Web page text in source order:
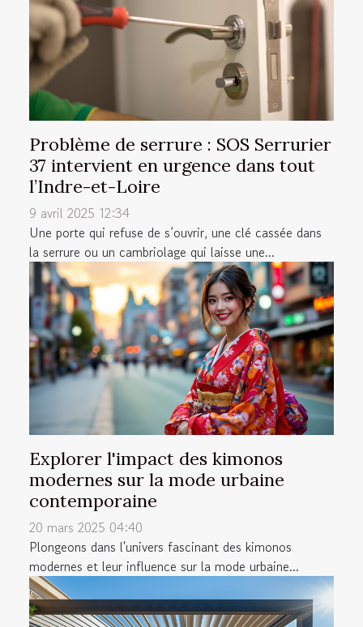
Problème de serrure : SOS Serrurier
37 intervient en urgence dans tout
l’Indre-et-Loire
9 avril 2025 12:34
Une porte qui refuse de s’ouvrir, une clé cassée dans
la serrure ou un cambriolage qui laisse une...
Explorer l'impact des kimonos
modernes sur la mode urbaine
contemporaine
20 mars 2025 04:40
Plongeons dans l'univers fascinant des kimonos
modernes et leur influence sur la mode urbaine...